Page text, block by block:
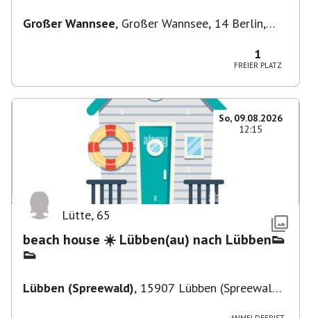
Großer Wannsee, Großer Wannsee, 14 Berlin,
1
FREIER PLATZ
So, 09.08.2026
12:15
Lütte, 65
beach house ☀️ Lübben(au) nach Lübben👟
👟
Lübben (Spreewald), 15907 Lübben (Spreewald),